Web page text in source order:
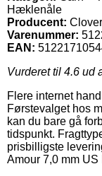
Hæklenåle
Producent: Clover
Varenummer:
EAN:
Vurderet til 4.6 ud
Flere internet
Førstevalget hos
kan du bare gå
tidspunkt.
prisbilligste
Amour 7,0 mm